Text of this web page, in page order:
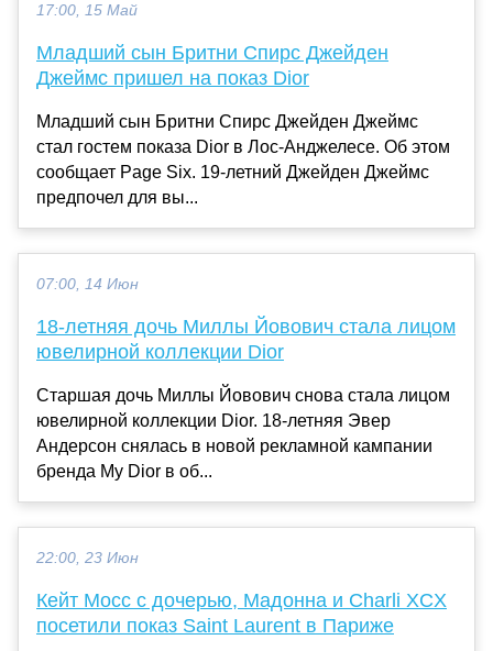
17:00, 15 Май
Младший сын Бритни Спирс Джейден
Джеймс пришел на показ Dior
Младший сын Бритни Спирс Джейден Джеймс
стал гостем показа Dior в Лос-Анджелесе. Об этом
сообщает Page Six. 19-летний Джейден Джеймс
предпочел для вы...
07:00, 14 Июн
18-летняя дочь Миллы Йовович стала лицом
ювелирной коллекции Dior
Старшая дочь Миллы Йовович снова стала лицом
ювелирной коллекции Dior. 18-летняя Эвер
Андерсон снялась в новой рекламной кампании
бренда My Dior в об...
22:00, 23 Июн
Кейт Мосс с дочерью, Мадонна и Charli XCX
посетили показ Saint Laurent в Париже